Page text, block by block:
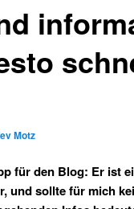
Motz
für den Blog: Er ist
und sollte für mich